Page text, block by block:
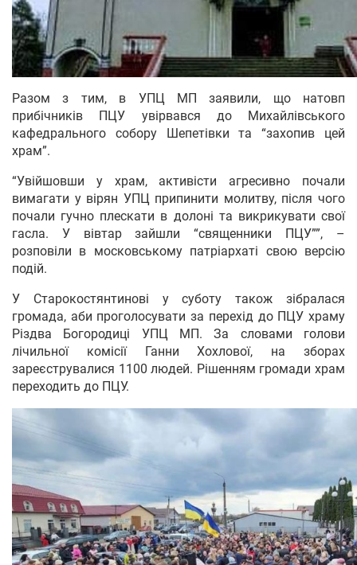
Разом з тим, в УПЦ МП заявили, що натовп
прибічників ПЦУ увірвався до Михайлівського
кафедрального собору Шепетівки та “захопив цей
храм”.
“Увійшовши у храм, активісти агресивно почали
вимагати у вірян УПЦ припинити молитву, після чого
почали гучно плескати в долоні та викрикувати свої
гасла. У вівтар зайшли “священники ПЦУ””, –
розповіли в московському патріархаті свою версію
подій.
У Старокостянтинові у суботу також зібралася
громада, аби проголосувати за перехід до ПЦУ храму
Різдва Богородиці УПЦ МП. За словами голови
лічильної комісії Ганни Хохлової, на зборах
зареєструвалися 1100 людей. Рішенням громади храм
переходить до ПЦУ.